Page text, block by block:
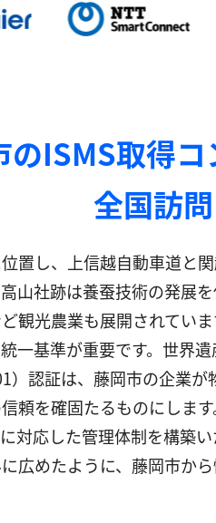
のISMS取得
全国訪
置し、上信越自動車道と
山社跡は養蚕技術の発展
観光農業も展開されてい
一基準が重要です。世界
）認証は、藤岡市の企業
頼を確固たるものにしま
対応した管理体制を構築
広めたように、藤岡市か